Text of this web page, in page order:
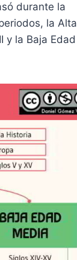
durante la
la Alta
y la Baja Edad